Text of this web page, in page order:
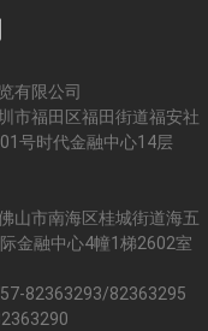
有限公司
市福田区福田街道福安社
号时代金融中心14层
山市南海区桂城街道海五
金融中心4幢1梯2602室
82363293/82363295